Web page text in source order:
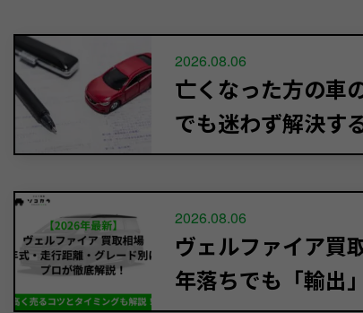
2026.08.06
亡くなった方の車
でも迷わず解決す
2026.08.06
ヴェルファイア買
年落ちでも「輸出